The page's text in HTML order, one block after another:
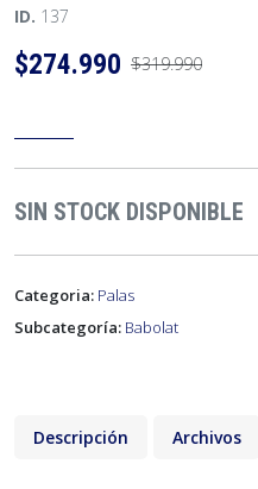
ID. 137
$274.990 $319.990
SIN STOCK DISPONIBLE
Categoria: Palas
Subcategoría: Babolat
Descripción Archivos